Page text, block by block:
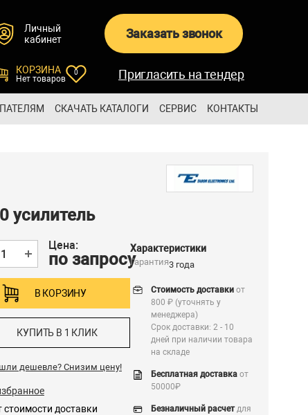
Личный
кабинет
Заказать звонок
КОРЗИНА
Нет товаров
0 Пригласить на тендер
СКАЧАТЬ КАТАЛОГИ СЕРВИС КОНТАКТЫ
усилитель
Цена:
по запросу
В КОРЗИНУ
КУПИТЬ В 1 КЛИК
дешевле?Снизим цену!
стоимости доставки
Характеристики
Гарантия3 года
Стоимость доставкиот
800 ₽ (уточнять у
менеджера)
Срок доставки: 2 - 10
дней при наличии товара
на складе
Бесплатная доставкаот
50000₽
Безналичный расчетдля